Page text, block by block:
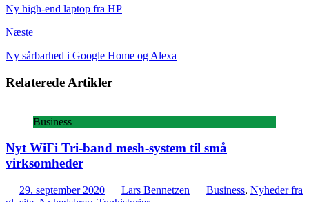
Ny high-end laptop fra HP
Næste
Ny sårbarhed i Google Home og Alexa
Relaterede Artikler
Business
Nyt WiFi Tri-band mesh-system til små
virksomheder
29. september 2020 Lars Bennetzen Business, Nyheder fra